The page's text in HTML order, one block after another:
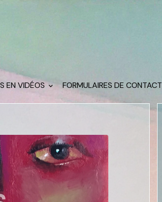
EN VIDÉOS FORMULAIRES DE CONTACT